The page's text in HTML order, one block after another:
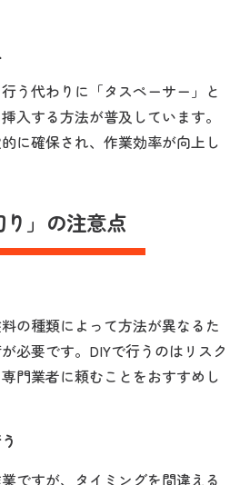
う代わりに「タスペーサー」と
入する方法が普及しています。
に確保され、作業効率が向上し
り」の注意点
の種類によって方法が異なるた
必要です。DIYで行うのはリスク
門業者に頼むことをおすすめし
ですが、タイミングを間違える